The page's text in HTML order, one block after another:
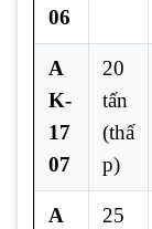
06
A
K-
17
07
20
tấn
(thấ
p)
A 25